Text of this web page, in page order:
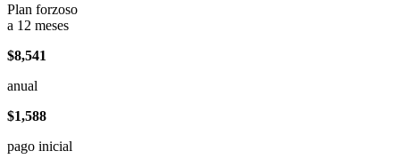
Plan forzoso
a 12 meses
$8,541
anual
$1,588
pago inicial